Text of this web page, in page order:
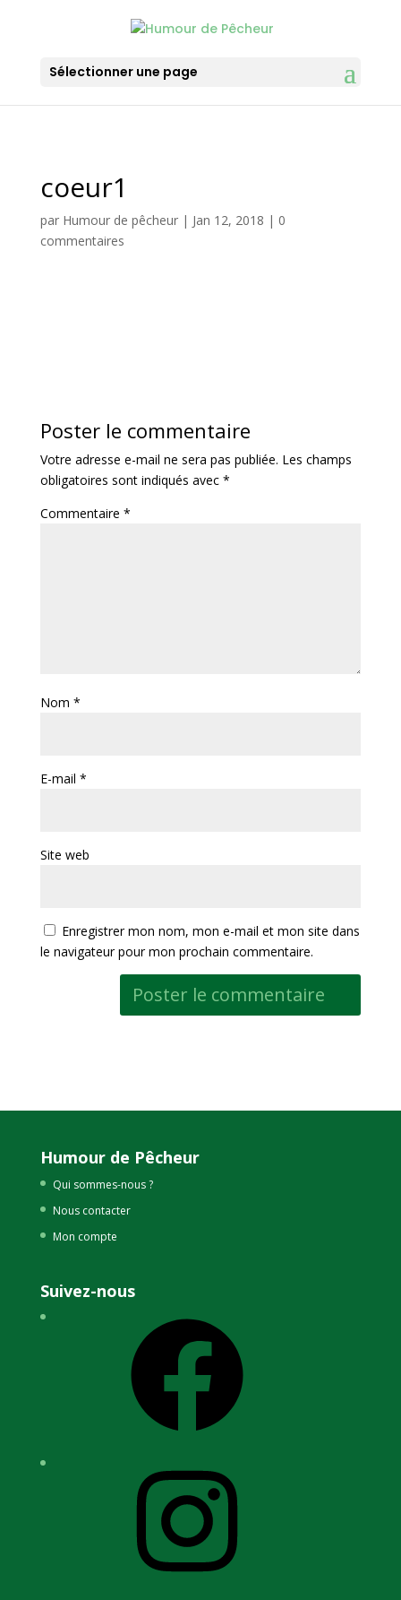
Sélectionner une page
coeur1
par Humour de pêcheur| Jan 12, 2018 | 0
commentaires
Poster le commentaire
Votre adresse e-mail ne sera pas publiée. Les champs
obligatoires sont indiqués avec *
Commentaire *
Nom *
E-mail *
Site web
Enregistrer mon nom, mon e-mail et mon site dans
le navigateur pour mon prochain commentaire.
Humour de Pêcheur
Qui sommes-nous ?
Nous contacter
Mon compte
Suivez-nous